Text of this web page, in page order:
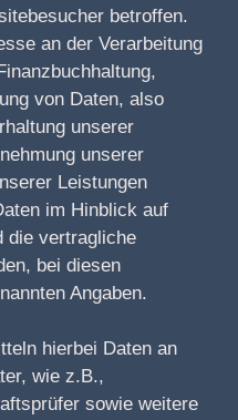
betroffen.
an der Verarbeitung
von Daten, also
unserer
unserer
Leistungen
im Hinblick auf
die vertragliche
bei diesen
Angaben.
hierbei Daten an
wie z.B.,
sowie weitere